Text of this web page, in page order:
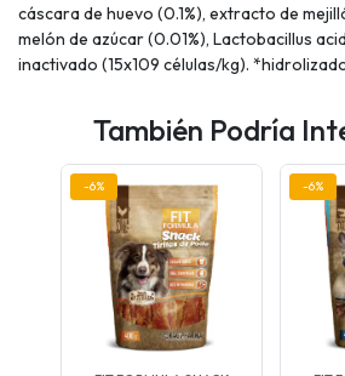
cáscara de huevo (0.1%), extracto de
melón de azúcar (0.01%), Lactobacillus
inactivado (15x109 células/kg).
También Podría
-6% -6%